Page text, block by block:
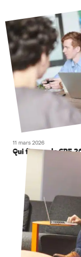
11 mars 2026
Qui finance le CPF